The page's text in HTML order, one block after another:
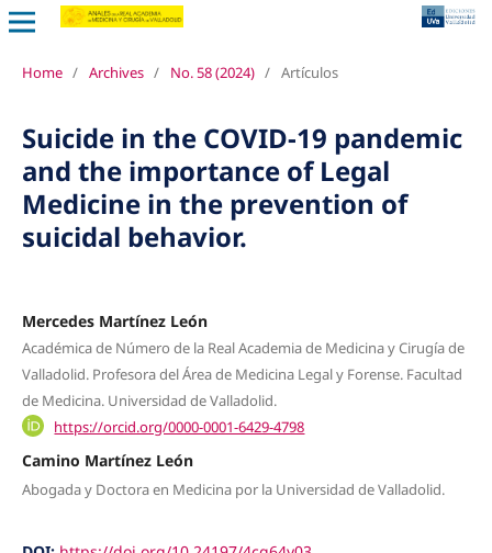
Home / Archives / No. 58 (2024) / Artículos
Suicide in the COVID-19 pandemic
and the importance of Legal
Medicine in the prevention of
suicidal behavior.
Mercedes Martínez León
Académica de Número de la Real Academia de Medicina y Cirugía de
Valladolid. Profesora del Área de Medicina Legal y Forense. Facultad
de Medicina. Universidad de Valladolid.
https://orcid.org/0000-0001-6429-4798
Camino Martínez León
Abogada y Doctora en Medicina por la Universidad de Valladolid.